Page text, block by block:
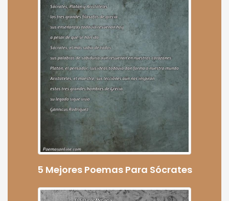
5 Mejores Poemas Para Sócrates